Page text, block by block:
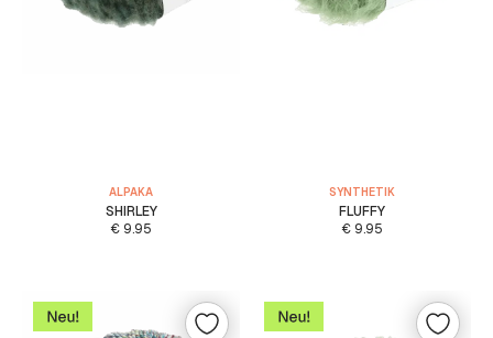
ALPAKA
SHIRLEY
€ 9.95
SYNTHETIK
FLUFFY
€ 9.95